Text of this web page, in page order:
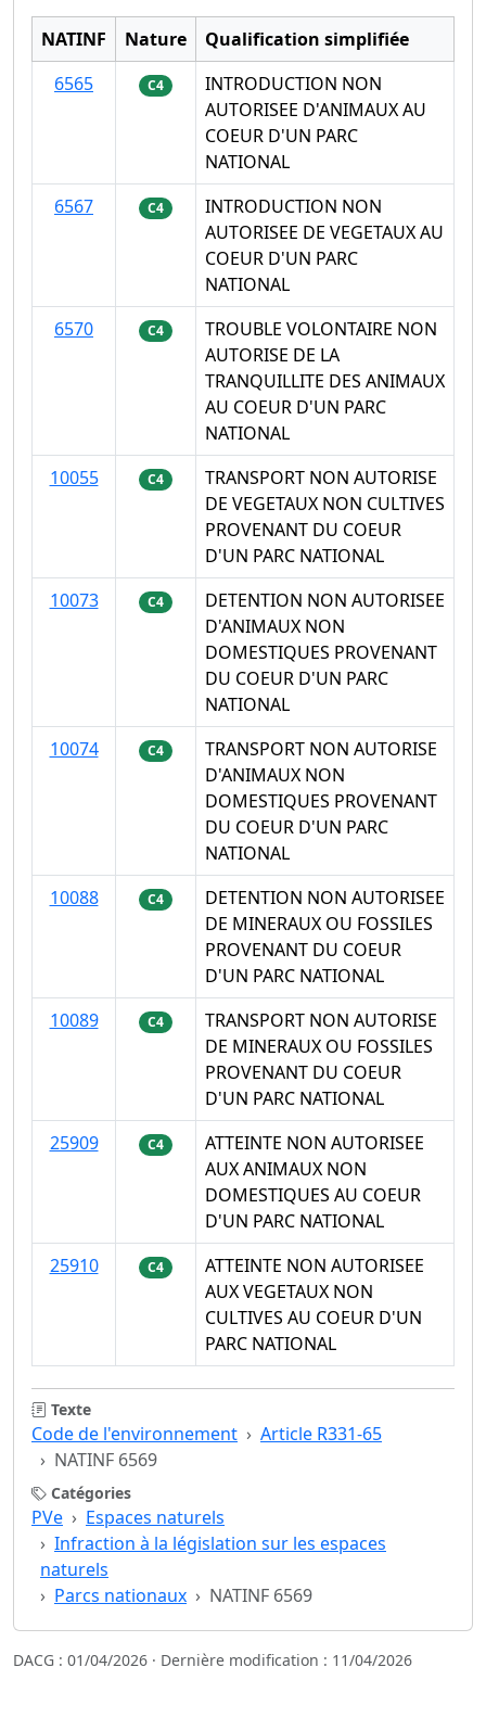
NATINF Nature
Qualification simplifiée
6565
C4
INTRODUCTION NON
AUTORISEE D'ANIMAUX AU
COEUR D'UN PARC
NATIONAL
6567
C4
INTRODUCTION NON
AUTORISEE DE VEGETAUX AU
COEUR D'UN PARC
NATIONAL
6570
C4
TROUBLE VOLONTAIRE NON
AUTORISE DE LA
TRANQUILLITE DES ANIMAUX
AU COEUR D'UN PARC
NATIONAL
10055
C4
TRANSPORT NON AUTORISE
DE VEGETAUX NON CULTIVES
PROVENANT DU COEUR
D'UN PARC NATIONAL
10073
C4
DETENTION NON AUTORISEE
D'ANIMAUX NON
DOMESTIQUES PROVENANT
DU COEUR D'UN PARC
NATIONAL
10074
C4
TRANSPORT NON AUTORISE
D'ANIMAUX NON
DOMESTIQUES PROVENANT
DU COEUR D'UN PARC
NATIONAL
10088
C4
DETENTION NON AUTORISEE
DE MINERAUX OU FOSSILES
PROVENANT DU COEUR
D'UN PARC NATIONAL
10089
C4
TRANSPORT NON AUTORISE
DE MINERAUX OU FOSSILES
PROVENANT DU COEUR
D'UN PARC NATIONAL
25909
C4
ATTEINTE NON AUTORISEE
AUX ANIMAUX NON
DOMESTIQUES AU COEUR
D'UN PARC NATIONAL
25910
C4
ATTEINTE NON AUTORISEE
AUX VEGETAUX NON
CULTIVES AU COEUR D'UN
PARC NATIONAL
Texte
Code de l'environnement
Article R331-65
NATINF 6569
Catégories
PVe
Espaces naturels
Infraction à la législation sur les espaces
naturels
Parcs nationaux
NATINF 6569
DACG : 01/04/2026 · Dernière modification : 11/04/2026